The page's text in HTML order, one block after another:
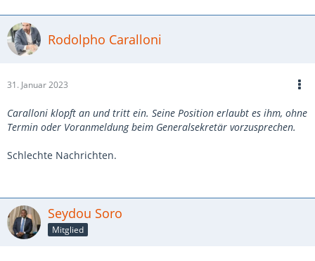
Rodolpho Caralloni
31. Januar 2023
Caralloni klopft an und tritt ein. Seine Position erlaubt es ihm, ohne
Termin oder Voranmeldung beim Generalsekretär vorzusprechen.
Schlechte Nachrichten.
Seydou Soro
Mitglied